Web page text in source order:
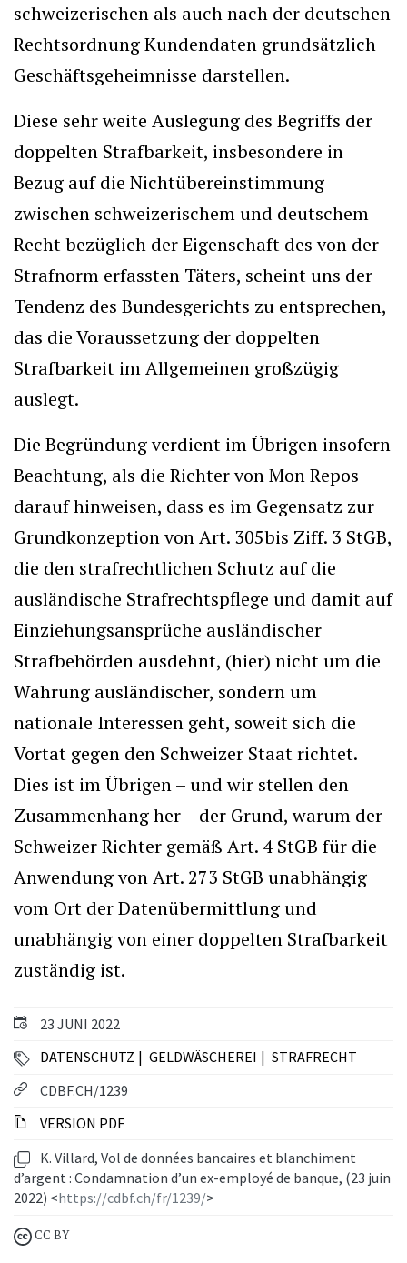
23 JUNI 2022
DATENSCHUTZ
GELDWÄSCHEREI
STRAFRECHT
CDBF.CH/1239
VERSION PDF
K. Villard, Vol de données bancaires et blanchiment
d’argent : Condamnation d’un ex-employé de banque, (23 juin
2022) <https://cdbf.ch/fr/1239/>
CC BY
schweizerischen als auch nach der deutschen
Rechtsordnung Kundendaten grundsätzlich
Geschäftsgeheimnisse darstellen.
Diese sehr weite Auslegung des Begriffs der
doppelten Strafbarkeit, insbesondere in
Bezug auf die Nichtübereinstimmung
zwischen schweizerischem und deutschem
Recht bezüglich der Eigenschaft des von der
Strafnorm erfassten Täters, scheint uns der
Tendenz des Bundesgerichts zu entsprechen,
das die Voraussetzung der doppelten
Strafbarkeit im Allgemeinen großzügig
auslegt.
Die Begründung verdient im Übrigen insofern
Beachtung, als die Richter von Mon Repos
darauf hinweisen, dass es im Gegensatz zur
Grundkonzeption von Art. 305bis Ziff. 3 StGB,
die den strafrechtlichen Schutz auf die
ausländische Strafrechtspflege und damit auf
Einziehungsansprüche ausländischer
Strafbehörden ausdehnt, (hier) nicht um die
Wahrung ausländischer, sondern um
nationale Interessen geht, soweit sich die
Vortat gegen den Schweizer Staat richtet.
Dies ist im Übrigen – und wir stellen den
Zusammenhang her – der Grund, warum der
Schweizer Richter gemäß Art. 4 StGB für die
Anwendung von Art. 273 StGB unabhängig
vom Ort der Datenübermittlung und
unabhängig von einer doppelten Strafbarkeit
zuständig ist.